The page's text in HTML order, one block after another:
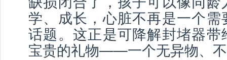
学、成长，心脏不再是一个
话题。这正是可降解封堵器
宝贵的礼物——一个无异物、